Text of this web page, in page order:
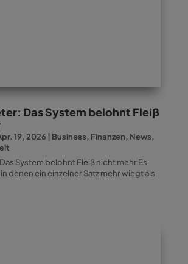
Das System belohnt Fleiß
19, 2026 Business, Finanzen, News,
System belohnt Fleiß nicht mehr Es
denen ein einzelner Satz mehr wiegt als